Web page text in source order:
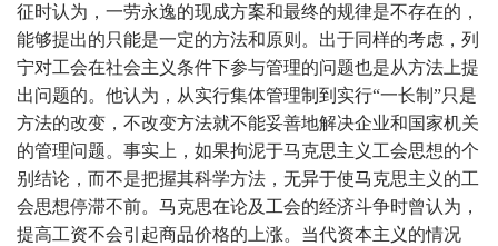
征时认为，一劳永逸的现成方案和最终的规律是不存在的，
能够提出的只能是一定的方法和原则。出于同样的考虑，列
宁对工会在社会主义条件下参与管理的问题也是从方法上提
出问题的。他认为，从实行集体管理制到实行“一长制”只是
方法的改变，不改变方法就不能妥善地解决企业和国家机关
的管理问题。事实上，如果拘泥于马克思主义工会思想的个
别结论，而不是把握其科学方法，无异于使马克思主义的工
会思想停滞不前。马克思在论及工会的经济斗争时曾认为，
提高工资不会引起商品价格的上涨。当代资本主义的情况